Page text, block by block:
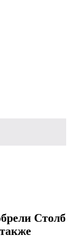
Столб